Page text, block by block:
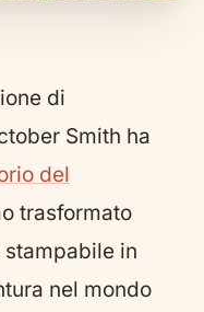
di
Smith ha
del
trasformato
in
nel mondo